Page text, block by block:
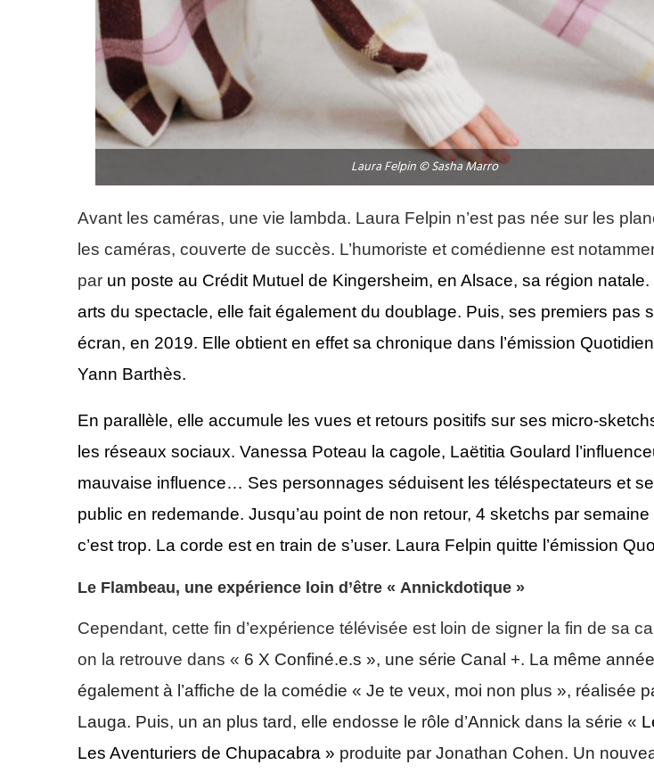
Laura Felpin © Sasha Marro
Avant les caméras, une vie lambda. Laura Felpin n’est pas née sur les
les caméras, couverte de succès. L’humoriste et comédienne est
par un poste au Crédit Mutuel de Kingersheim, en Alsace, sa région natale.
arts du spectacle, elle fait également du doublage. Puis, ses premiers pas
écran, en 2019. Elle obtient en effet sa chronique dans l’émission
Yann Barthès.
En parallèle, elle accumule les vues et retours positifs sur ses micro-
les réseaux sociaux. Vanessa Poteau la cagole, Laëtitia Goulard
mauvaise influence… Ses personnages séduisent les téléspectateurs et
public en redemande. Jusqu’au point de non retour, 4 sketchs par semaine
c’est trop. La corde est en train de s’user. Laura Felpin quitte l’émission
Le Flambeau, une expérience loin d’être « Annickdotique »
Cependant, cette fin d’expérience télévisée est loin de signer la fin de sa
on la retrouve dans « 6 X Confiné.e.s », une série Canal +. La même
également à l’affiche de la comédie « Je te veux, moi non plus », réalisée
Lauga. Puis, un an plus tard, elle endosse le rôle d’Annick dans la série «
Les Aventuriers de Chupacabra » produite par Jonathan Cohen. Un